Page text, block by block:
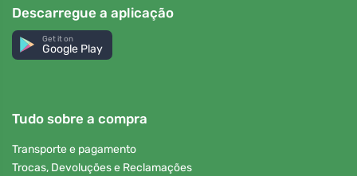
Descarregue a aplicação
Get it on
Google Play
Tudo sobre a compra
Transporte e pagamento
Trocas, Devoluções e Reclamações